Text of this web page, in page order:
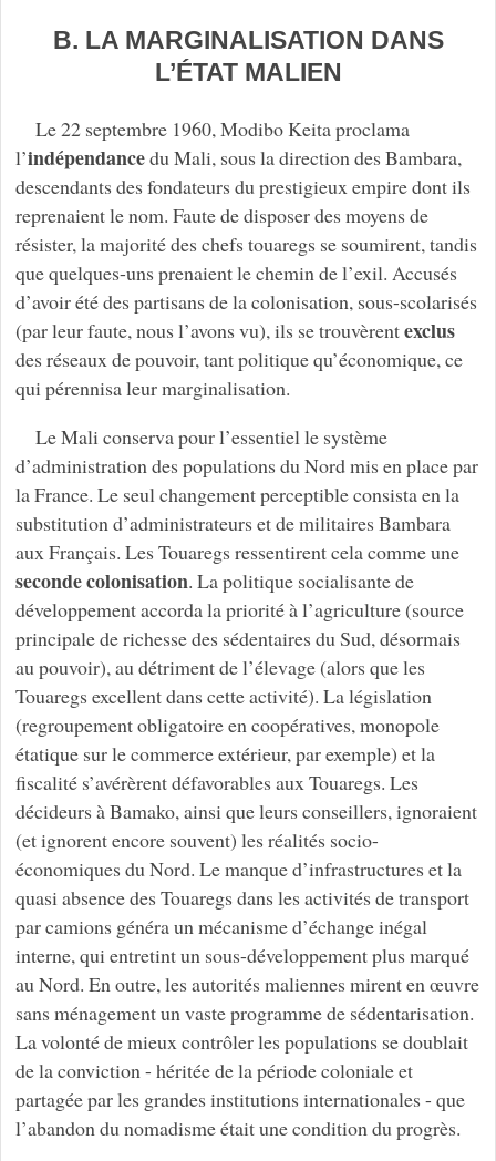
B. LA MARGINALISATION DANS
L’ÉTAT MALIEN
Le 22 septembre 1960, Modibo Keita proclama
l’indépendancedu Mali, sous la direction des Bambara,
descendants des fondateurs du prestigieux empire dont ils
reprenaient le nom. Faute de disposer des moyens de
résister, la majorité des chefs touaregs se soumirent, tandis
que quelques-uns prenaient le chemin de l’exil. Accusés
d’avoir été des partisans de la colonisation, sous-scolarisés
(par leur faute, nous l’avons vu), ils se trouvèrentexclus
des réseaux de pouvoir, tant politique qu’économique, ce
qui pérennisa leur marginalisation.
Le Mali conserva pour l’essentiel le système
d’administration des populations du Nord mis en place par
la France. Le seul changement perceptible consista en la
substitution d’administrateurs et de militaires Bambara
aux Français. Les Touaregs ressentirent cela comme une
seconde colonisation. La politique socialisante de
développement accorda la priorité à l’agriculture (source
principale de richesse des sédentaires du Sud, désormais
au pouvoir), au détriment de l’élevage (alors que les
Touaregs excellent dans cette activité). La législation
(regroupement obligatoire en coopératives, monopole
étatique sur le commerce extérieur, par exemple) et la
fiscalité s’avérèrent défavorables aux Touaregs. Les
décideurs à Bamako, ainsi que leurs conseillers, ignoraient
(et ignorent encore souvent) les réalités socio-
économiques du Nord. Le manque d’infrastructures et la
quasi absence des Touaregs dans les activités de transport
par camions généra un mécanisme d’échange inégal
interne, qui entretint un sous-développement plus marqué
au Nord. En outre, les autorités maliennes mirent en œuvre
sans ménagement un vaste programme de sédentarisation.
La volonté de mieux contrôler les populations se doublait
de la conviction - héritée de la période coloniale et
partagée par les grandes institutions internationales - que
l’abandon du nomadisme était une condition du progrès.